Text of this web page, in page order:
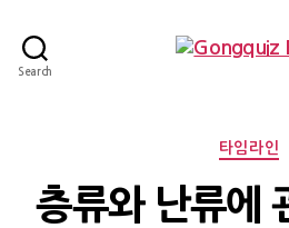
Search
타임라인
층류와 난류에